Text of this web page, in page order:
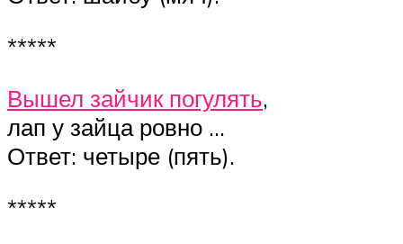
*****
Вышел зайчик погулять,
лап у зайца ровно …
Ответ: четыре (пять).
*****